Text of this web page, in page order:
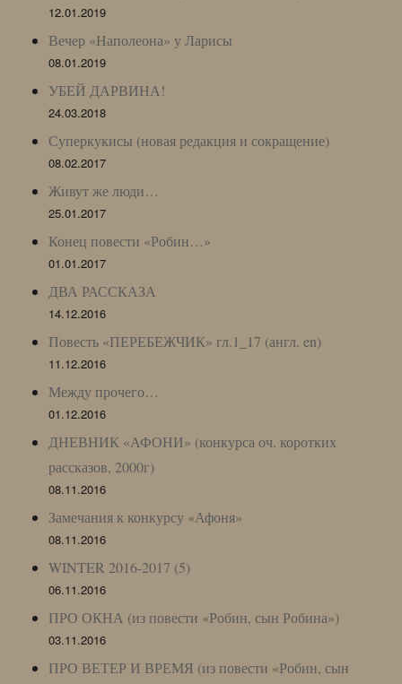
12.01.2019
Вечер «Наполеона» у Ларисы
08.01.2019
УБЕЙ ДАРВИНА!
24.03.2018
Суперкукисы (новая редакция и сокращение)
08.02.2017
Живут же люди…
25.01.2017
Конец повести «Робин…»
01.01.2017
ДВА РАССКАЗА
14.12.2016
Повесть «ПЕРЕБЕЖЧИК» гл.1_17 (англ. en)
11.12.2016
Между прочего…
01.12.2016
ДНЕВНИК «АФОНИ» (конкурса оч. коротких
рассказов, 2000г)
08.11.2016
Замечания к конкурсу «Афоня»
08.11.2016
WINTER 2016-2017 (5)
06.11.2016
ПРО ОКНА (из повести «Робин, сын Робина»)
03.11.2016
ПРО ВЕТЕР И ВРЕМЯ (из повести «Робин, сын